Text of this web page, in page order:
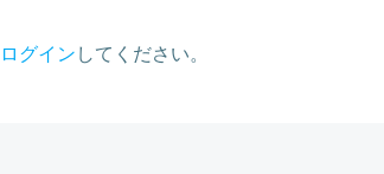
ログインしてください。